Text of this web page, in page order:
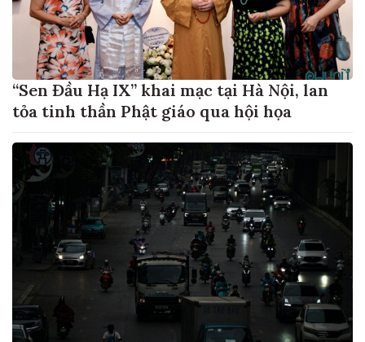
“Sen Đầu Hạ IX” khai mạc tại Hà Nội, lan
tỏa tinh thần Phật giáo qua hội họa